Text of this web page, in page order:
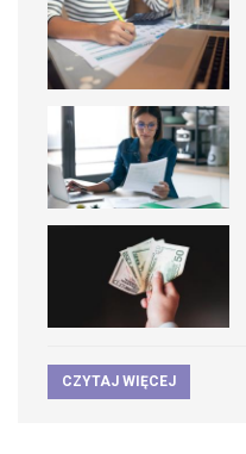
CZYTAJ WIĘCEJ